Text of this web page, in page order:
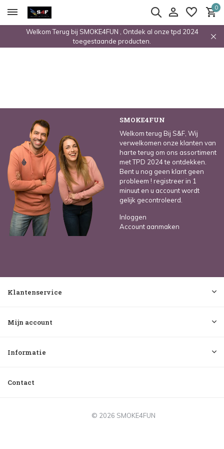
0
Welkom Terug bij SMOKE4FUN , Ontdek al onze tpd 2024
toegestaande producten.
SMOKE4FUN
Welkom terug Bij S&F, Wij
verwelkomen onze klanten van
harte terug om ons assortiment
met TPD 2024 te ontdekken.
Bent u nog geen klant geen
probleem ! registreer in 1
minuut en u account wordt
gelijk gecontroleerd.
Inloggen
Account aanmaken
Klantenservice
Mijn account
Informatie
Contact
© 2026 SMOKE4FUN